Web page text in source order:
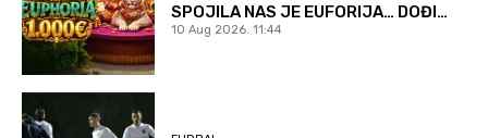
SPOJILA NAS JE EUFORIJA… DOĐI…
10 Aug 2026. 11:44